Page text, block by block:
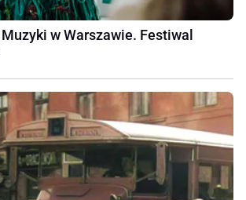
w Warszawie. Festiwal